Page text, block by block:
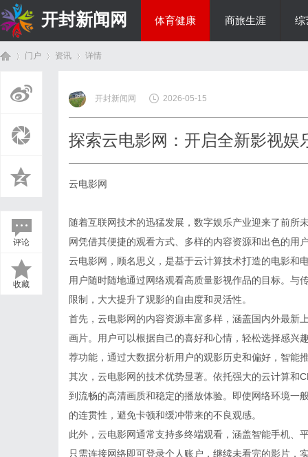
开封新闻网 体育健康 商旅生涯 综
门户 资讯
›
详情
评论
收藏
开封新闻网 2026-05-15
探索云电影网：开启全新影视娱
云电影网
随着互联网技术的迅猛发展，数字娱乐产业迎来了前所
网凭借其便捷的观看方式、多样的内容资源和出色的用
云电影网，顾名思义，是基于云计算技术打造的电影和
用户随时随地通过网络观看高质量影视作品的目标。与
限制，大大提升了观影的自由度和灵活性。
首先，云电影网的内容资源丰富多样，涵盖国内外最新
画片。用户可以根据自己的喜好和心情，轻松选择感兴
荐功能，通过大数据分析用户的观影历史和偏好，智能
其次，云电影网的技术优势显著。依托强大的云计算和
到流畅的高清画质和稳定的播放体验。即使网络环境一
的连贯性，避免卡顿和缓冲带来的不良观感。
此外，云电影网通常支持多终端观看，涵盖智能手机、
只需连接网络即可登录个人账户，继续未看完的影片，